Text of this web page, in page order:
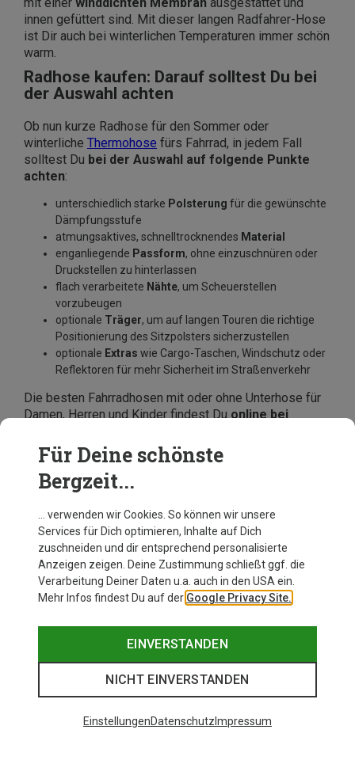
innen gefüttert sind. Mit dieser langen Radfahrer-Hose
ist Dir auch bei winterlichen Temperaturen immer schön
warm.
Radhose kaufen: Darauf solltest Du bei
der Auswahl achten
Ob nun kurze Radhose für den Sommer oder
winterliche Thermohose fürs Fahrrad, in jedem Fall
solltest Du bei der Auswahl auf folgende Punkte
achten:
unterschiedlich starke Polsterung für die gewünschte
Dämpfungsstufe
atmungsaktives, schnelltrocknendes Material
enganliegende Passform, ohne einzuschnüren oder
Druckstellen zu hinterlassen
flach verarbeitete Nähte, um Scheuerstellen
vorzubeugen
optionale Träger, um auf langen Touren die richtige
Positionierung des Sitzpolsters sicherzustellen
optionale Extras wie Cargo-Taschen, Windschutz oder
Reflektoren für mehr Sicherheit im Straßenverkehr
Die besten Fahrradhosen mit oder ohne Unterhose für
Damen, Herren und Kinder findest Duonline bei
Rennradfahrer, Mountainbiker und Gravelbiker und
wähle aus den angesagten Modellen von beliebten
Top-Marken wieMaloja, Dynafit, CMP oder Schöffel
Für Deine schönste
Bergzeit...
… verwenden wir Cookies. So können wir unsere
Services für Dich optimieren, Inhalte auf Dich
zuschneiden und dir entsprechend personalisierte
Anzeigen zeigen. Deine Zustimmung schließt ggf. die
Verarbeitung Deiner Daten u.a. auch in den USA ein.
Mehr Infos findest Du auf der Google Privacy Site.
EINVERSTANDEN
NICHT EINVERSTANDEN
EinstellungenDatenschutz Impressum